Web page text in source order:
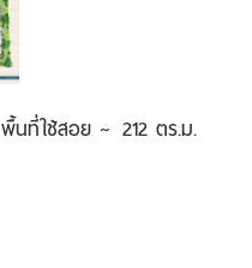
พื้นที่ใช้สอย ~ 212 ตร.ม.